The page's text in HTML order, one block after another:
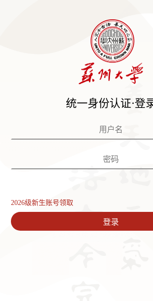
统一身份认证·登
2026级新生账号领取